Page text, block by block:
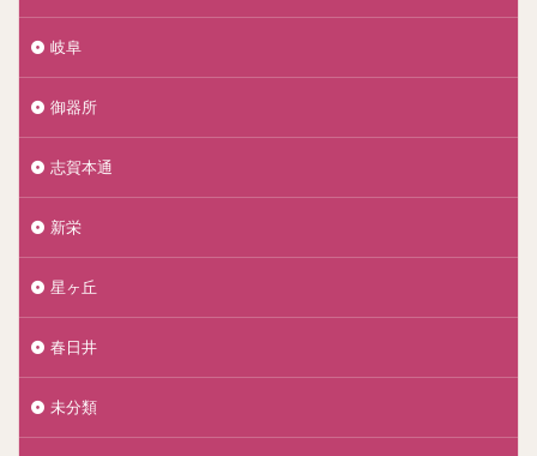
岐阜
御器所
志賀本通
新栄
星ヶ丘
春日井
未分類